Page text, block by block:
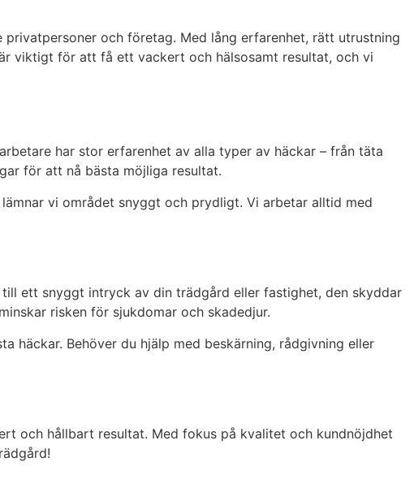
och företag. Med lång erfarenhet, rätt utrustning
viktigt för att få ett vackert och hälsosamt resultat, och vi
har stor erfarenhet av alla typer av häckar – från täta
för att nå bästa möjliga resultat.
vi området snyggt och prydligt. Vi arbetar alltid med
ett snyggt intryck av din trädgård eller fastighet, den skyddar
risken för sjukdomar och skadedjur.
häckar. Behöver du hjälp med beskärning, rådgivning eller
och hållbart resultat. Med fokus på kvalitet och kundnöjdhet